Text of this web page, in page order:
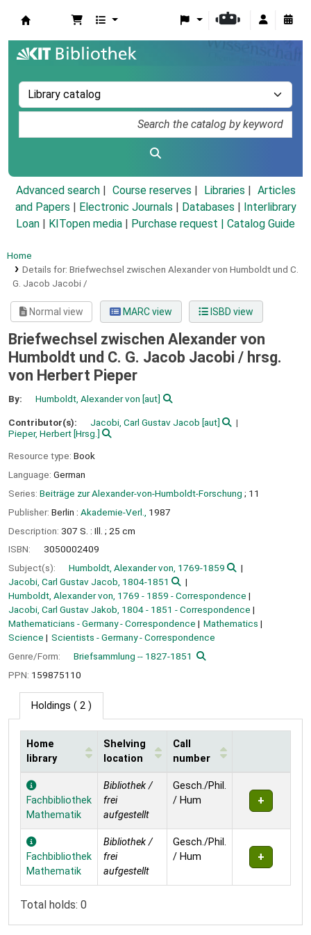
Advanced search Course reserves Libraries
Articles
and Papers
Electronic Journals Databases
Interlibrary
Loan
KITopen media Purchase request | Catalog Guide
Home
Details for: Briefwechsel zwischen Alexander von Humboldt und C.
G. Jacob Jacobi /
Normal view MARC view ISBD view
Briefwechsel zwischen Alexander von
Humboldt und C. G. Jacob Jacobi / hrsg.
von Herbert Pieper
By: Humboldt, Alexander von [aut]
Contributor(s): Jacobi, Carl Gustav Jacob [aut]
Pieper, Herbert[Hrsg.]
Resource type: Book
Language: German
Series: Beiträge zur Alexander-von-Humboldt-Forschung ; 11
Publisher: Berlin : Akademie-Verl.,
1987
Description: 307 S. : Ill. ; 25 cm
ISBN:
3050002409
Subject(s):
Humboldt, Alexander von, 1769-1859
Jacobi, Carl Gustav Jacob, 1804-1851
Humboldt, Alexander von, 1769 - 1859 - Correspondence
Jacobi, Carl Gustav Jakob, 1804 - 1851 - Correspondence
Mathematicians - Germany - Correspondence
Mathematics
Science
Scientists - Germany - Correspondence
Genre/Form:
Briefsammlung -- 1827-1851
PPN: 159875110
Holdings ( 2 )
Holdings
Home
library
Shelving
location
Call
number
Fachbibliothek
Mathematik
Bibliothek /
frei
aufgestellt
Gesch./Phil.
/ Hum
Fachbibliothek
Mathematik
Bibliothek /
frei
aufgestellt
Gesch./Phil.
/ Hum
Total holds: 0